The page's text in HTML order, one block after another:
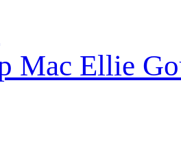
Mac Ellie